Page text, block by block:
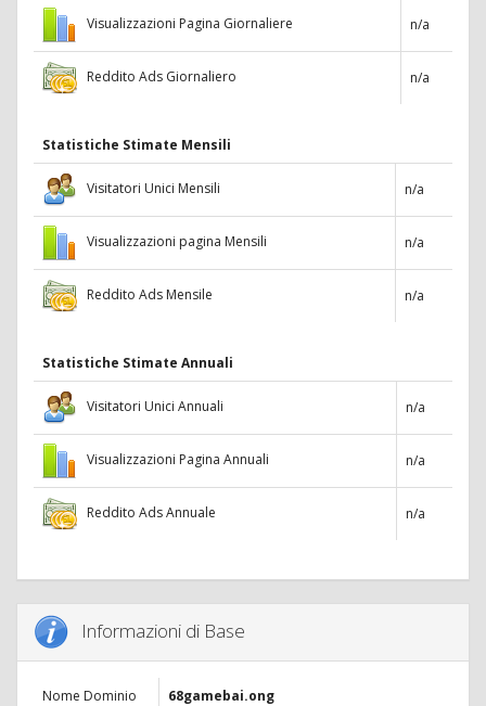
Visualizzazioni Pagina Giornaliere n/a
Reddito Ads Giornaliero n/a
Statistiche Stimate Mensili
Visitatori Unici Mensili n/a
Visualizzazioni pagina Mensili n/a
Reddito Ads Mensile n/a
Statistiche Stimate Annuali
Visitatori Unici Annuali n/a
Visualizzazioni Pagina Annuali n/a
Reddito Ads Annuale n/a
Informazioni di Base
Nome Dominio
68gamebai.ong